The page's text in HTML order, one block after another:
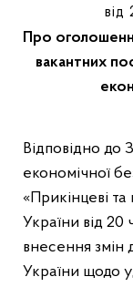
від
Про
вакантних
Відповідно до Закону України «Про Бюро
економічної
«Прикінцеві
України від
внесення змін
України щодо